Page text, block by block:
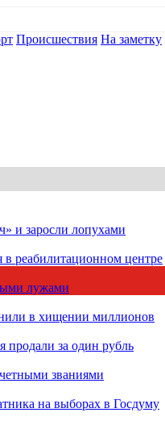
Происшествия На заметку
и заросли лопухами
реабилитационном центре
лужами
в хищении миллионов
продали за один рубль
званиями
на выборах в Госдуму